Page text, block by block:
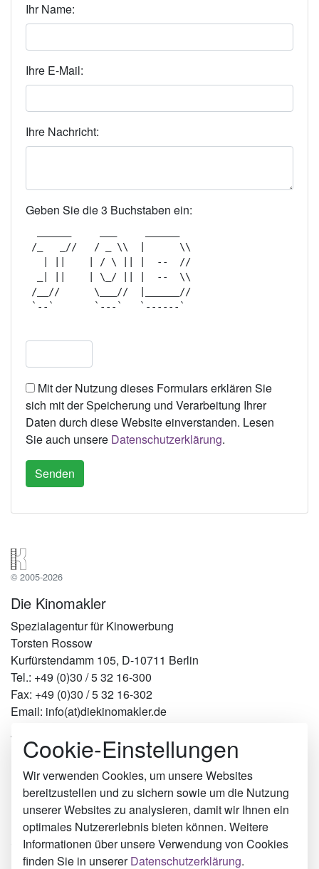
Ihr Name:
Ihre E-Mail:
Ihre Nachricht:
Geben Sie die 3 Buchstaben ein:
/_   _//   / _ \\  |      \\
   | ||    | / \ || |  --  //
  _| ||    | \_/ || |  --  \\
/__//      \___//  |______//
`--`       `---`   `------`
Mit der Nutzung dieses Formulars erklären Sie
sich mit der Speicherung und Verarbeitung Ihrer
Daten durch diese Website einverstanden. Lesen
Sie auch unsere Datenschutzerklärung.
© 2005-2026
Die Kinomakler
Spezialagentur für Kinowerbung
Torsten Rossow
Kurfürstendamm 105, D-10711 Berlin
Tel.: +49 (0)30 / 5 32 16-300
Fax: +49 (0)30 / 5 32 16-302
Email: info(at)diekinomakler.de
Werben in Städten
Berlin
Hamburg
München
Köln
Frechen
Selb
Heidelberg
Cookie-Einstellungen
Wir verwenden Cookies, um unsere Websites
bereitzustellen und zu sichern sowie um die Nutzung
unserer Websites zu analysieren, damit wir Ihnen ein
optimales Nutzererlebnis bieten können. Weitere
Informationen über unsere Verwendung von Cookies
finden Sie in unsererDatenschutzerklärung.